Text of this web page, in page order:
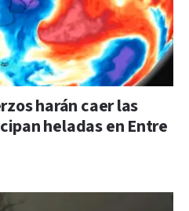
harán caer las
heladas en Entre